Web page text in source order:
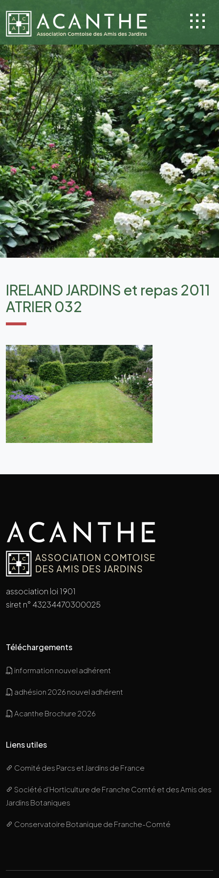
IRELAND JARDINS et repas 2011
ATRIER 032
association loi 1901
siret n° 43234470300025
Téléchargements
information nouvel adhérent
adhésion 2026 nouvel adhérent
Acanthe Brochure 2026
Liens utiles
Comité des Parcs et Jardins de France
Société d’Horticulture de Franche Comté et des Amis des
Jardins Botaniques
Conservatoire Botanique de Franche-Comté